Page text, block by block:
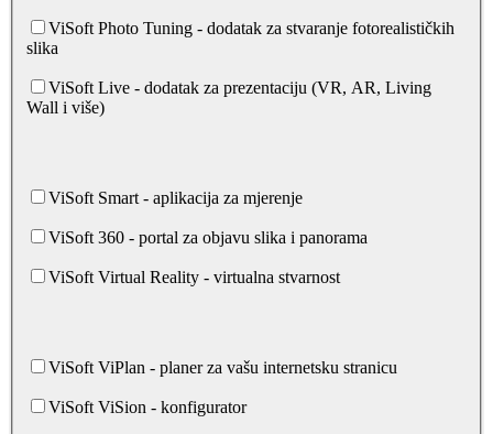
ViSoft Photo Tuning - dodatak za stvaranje fotorealističkih
slika
ViSoft Live - dodatak za prezentaciju (VR, AR, Living
Wall i više)
ViSoft Smart - aplikacija za mjerenje
ViSoft 360 - portal za objavu slika i panorama
ViSoft Virtual Reality - virtualna stvarnost
ViSoft ViPlan - planer za vašu internetsku stranicu
ViSoft ViSion - konfigurator